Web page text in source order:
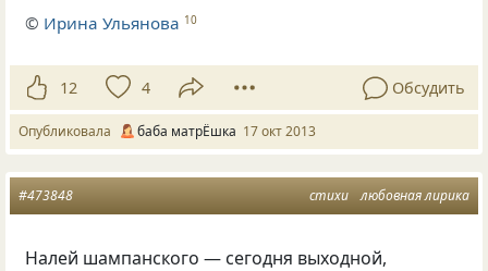
© Ирина Ульянова 10
12 4 Обсудить
Опубликовала баба матрЁшка 17 окт 2013
стихи любовная лирика
#473848
Налей шампанского — сегодня выходной,